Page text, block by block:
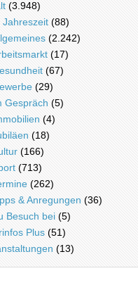
(3.948)
Jahreszeit (88)
(2.242)
(17)
(67)
(29)
Gespräch (5)
(4)
(18)
(166)
(713)
(262)
& Anregungen (36)
Besuch bei (5)
Plus (51)
(13)